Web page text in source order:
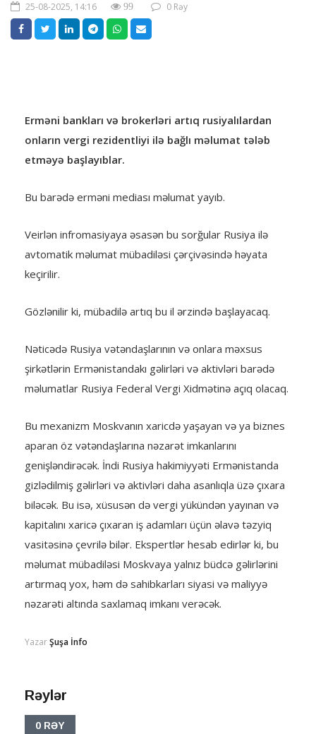
25-08-2025, 14:16 99 0 Rəy
Erməni bankları və brokerləri artıq rusiyalılardan
onların vergi rezidentliyi ilə bağlı məlumat tələb
etməyə başlayıblar.
Bu barədə erməni mediası məlumat yayıb.
Veirlən infromasiyaya əsasən bu sorğular Rusiya ilə
avtomatik məlumat mübadiləsi çərçivəsində həyata
keçirilir.
Gözlənilir ki, mübadilə artıq bu il ərzində başlayacaq.
Nəticədə Rusiya vətəndaşlarının və onlara məxsus
şirkətlərin Ermənistandakı gəlirləri və aktivləri barədə
məlumatlar Rusiya Federal Vergi Xidmətinə açıq olacaq.
Bu mexanizm Moskvanın xaricdə yaşayan və ya biznes
aparan öz vətəndaşlarına nəzarət imkanlarını
genişləndirəcək. İndi Rusiya hakimiyyəti Ermənistanda
gizlədilmiş gəlirləri və aktivləri daha asanlıqla üzə çıxara
biləcək. Bu isə, xüsusən də vergi yükündən yayınan və
kapitalını xaricə çıxaran iş adamları üçün əlavə təzyiq
vasitəsinə çevrilə bilər. Ekspertlər hesab edirlər ki, bu
məlumat mübadiləsi Moskvaya yalnız büdcə gəlirlərini
artırmaq yox, həm də sahibkarları siyasi və maliyyə
nəzarəti altında saxlamaq imkanı verəcək.
YazarŞuşa İnfo
Rəylər
0 RƏY